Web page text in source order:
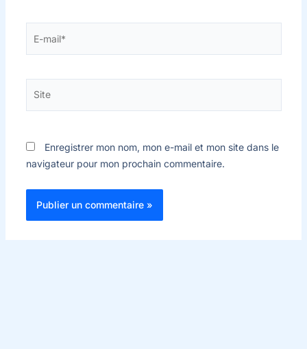
Enregistrer mon nom, mon e-mail et mon site dans le
navigateur pour mon prochain commentaire.